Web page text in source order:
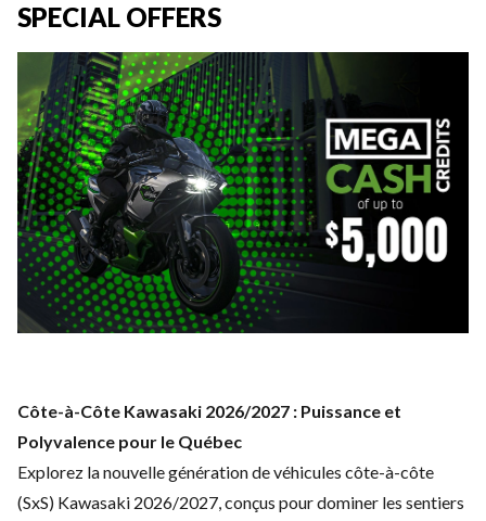
SPECIAL OFFERS
Côte-à-Côte Kawasaki 2026/2027 : Puissance et
Polyvalence pour le Québec
Explorez la nouvelle génération de véhicules côte-à-côte
(SxS) Kawasaki 2026/2027, conçus pour dominer les sentiers